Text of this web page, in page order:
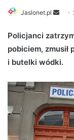
Jaslonet.pl
n
d
a
e
m
a
i
l
Policjanci
pobiciem,
i butelki wódki.